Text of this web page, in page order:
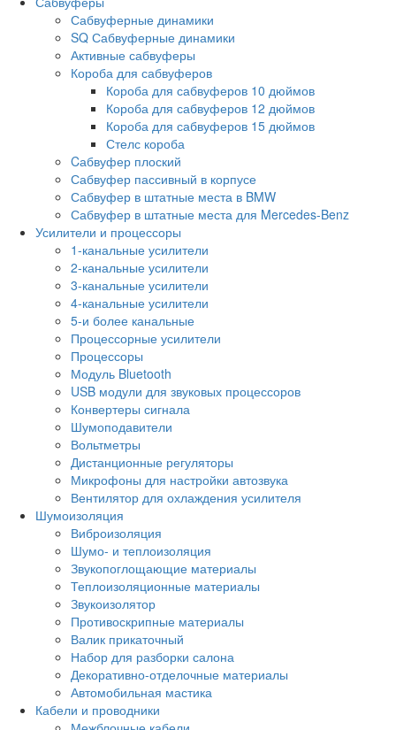
Сабвуферные динамики
SQ Сабвуферные динамики
Активные сабвуферы
Короба для сабвуферов
Короба для сабвуферов 10 дюймов
Короба для сабвуферов 12 дюймов
Короба для сабвуферов 15 дюймов
Стелс короба
Cабвуфер плоский
Сабвуфер пассивный в корпусе
Сабвуфер в штатные места в BMW
Сабвуфер в штатные места для Mercedes-Benz
Усилители и процессоры
1-канальные усилители
2-канальные усилители
3-канальные усилители
4-канальные усилители
5-и более канальные
Процессорные усилители
Процессоры
Модуль Bluetooth
USB модули для звуковых процессоров
Конвертеры сигнала
Шумоподавители
Вольтметры
Дистанционные регуляторы
Микрофоны для настройки автозвука
Вентилятор для охлаждения усилителя
Шумоизоляция
Виброизоляция
Шумо- и теплоизоляция
Звукопоглощающие материалы
Теплоизоляционные материалы
Звукоизолятор
Противоскрипные материалы
Валик прикаточный
Набор для разборки салона
Декоративно-отделочные материалы
Автомобильная мастика
Кабели и проводники